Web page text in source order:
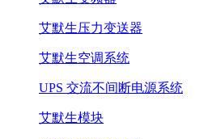
艾默生压力变送器
艾默生空调系统
UPS 交流不间断电源系统
艾默生模块